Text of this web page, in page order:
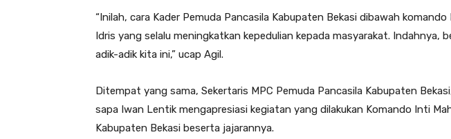
“Inilah, cara Kader Pemuda Pancasila Kabupaten Bekasi dibawah komando
Idris yang selalu meningkatkan kepedulian kepada masyarakat. Indahnya,
adik-adik kita ini,” ucap Agil.
Ditempat yang sama, Sekertaris MPC Pemuda Pancasila Kabupaten
sapa Iwan Lentik mengapresiasi kegiatan yang dilakukan Komando Inti
Kabupaten Bekasi beserta jajarannya.